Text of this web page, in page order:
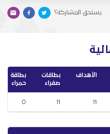
يستحق المشاركة؟
الأهداف
بطاقات
صفراء
بطاقة
حمراء
11
11
0